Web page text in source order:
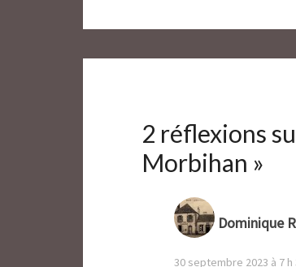
2 réflexions
Morbihan »
Dominique
30 septembre 2023 à 7 h